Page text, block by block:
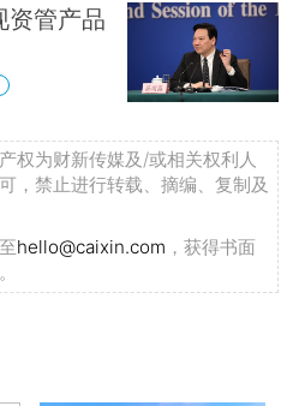
资管产品
权为财新传媒及/或相关权利人
，禁止进行转载、摘编、复制及
hello@caixin.com ，获得书面